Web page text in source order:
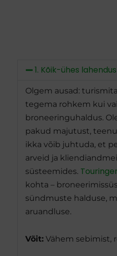
1. Kõik-ühes
Olgem ausad:
tegema rohkem kui
broneeringuhaldus.
pakud majutust,
ikka võib juhtuda, et
arveid ja
süsteemides.
kohta –
sündmuste halduse,
aruandluse.
Võit: Vähem sebimist,